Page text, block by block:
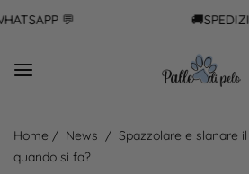
💬
Home / News / Spazzolare e slanare
quando si fa?